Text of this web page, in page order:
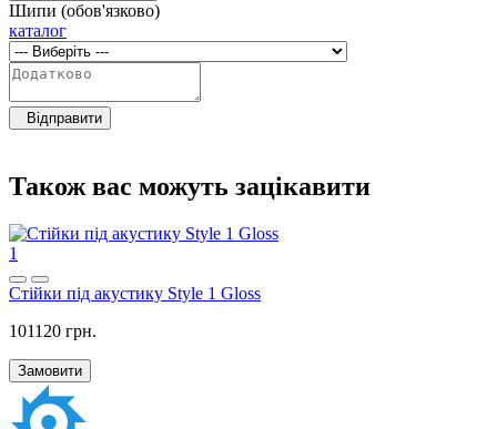
Шипи (обов'язково)
каталог
Відправити
Також вас можуть зацікавити
1
Стійки під акустику Style 1 Gloss
101120 грн.
Замовити